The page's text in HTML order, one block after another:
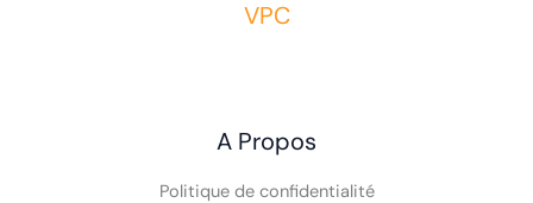
VPC
A Propos
Politique de confidentialité